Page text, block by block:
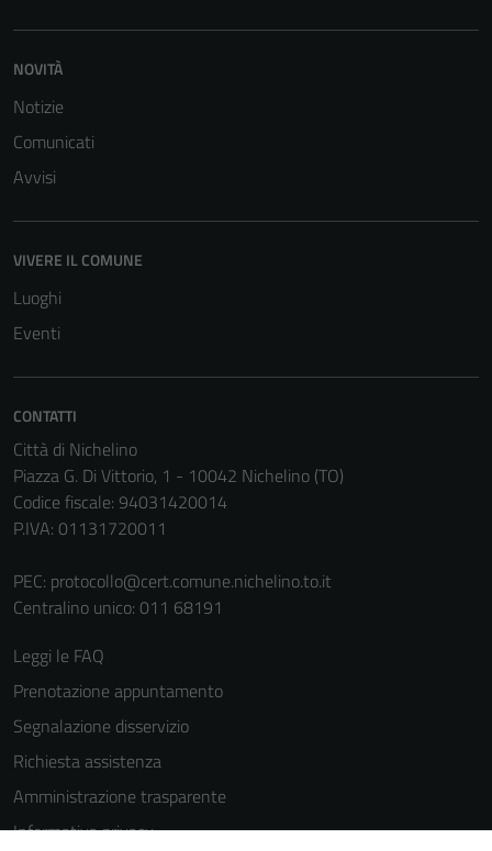
NOVITÀ
Notizie
Comunicati
Avvisi
VIVERE IL COMUNE
Luoghi
Eventi
CONTATTI
Città di Nichelino
Piazza G. Di Vittorio, 1 - 10042 Nichelino (TO)
Codice fiscale: 94031420014
P.IVA: 01131720011
PEC: protocollo@cert.comune.nichelino.to.it
Centralino unico: 011 68191
Leggi le FAQ
Prenotazione appuntamento
Segnalazione disservizio
Richiesta assistenza
Amministrazione trasparente
Informativa privacy